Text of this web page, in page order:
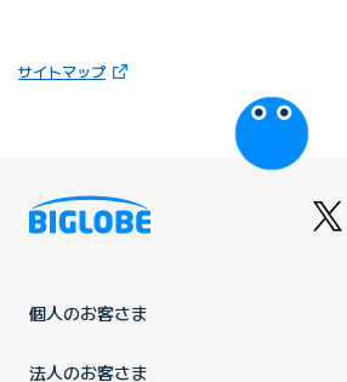
サイトマップ（新しいタブで開きます）
びっぷるのページ
個人のお客さま
法人のお客さま